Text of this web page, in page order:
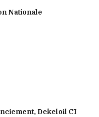
Nationale
Dekeloil CI